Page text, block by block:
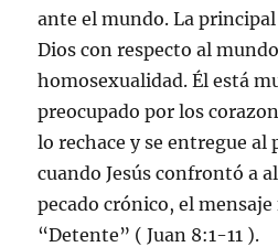
ante el mundo. La
Dios con respecto al
homosexualidad. Él está
preocupado por los
lo rechace y se entregue al
cuando Jesús confrontó a
pecado crónico, el
“Detente” ( Juan 8:1-11 ).